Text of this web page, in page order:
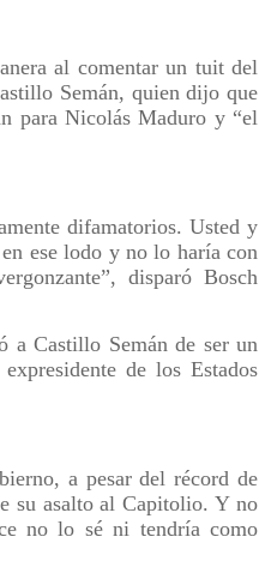
al comentar un tuit del
Semán, quien dijo que
para Nicolás Maduro y “el
difamatorios. Usted y
ese lodo y no lo haría con
disparó Bosch
a Castillo Semán de ser un
de los Estados
a pesar del récord de
su asalto al Capitolio. Y no
no lo sé ni tendría como